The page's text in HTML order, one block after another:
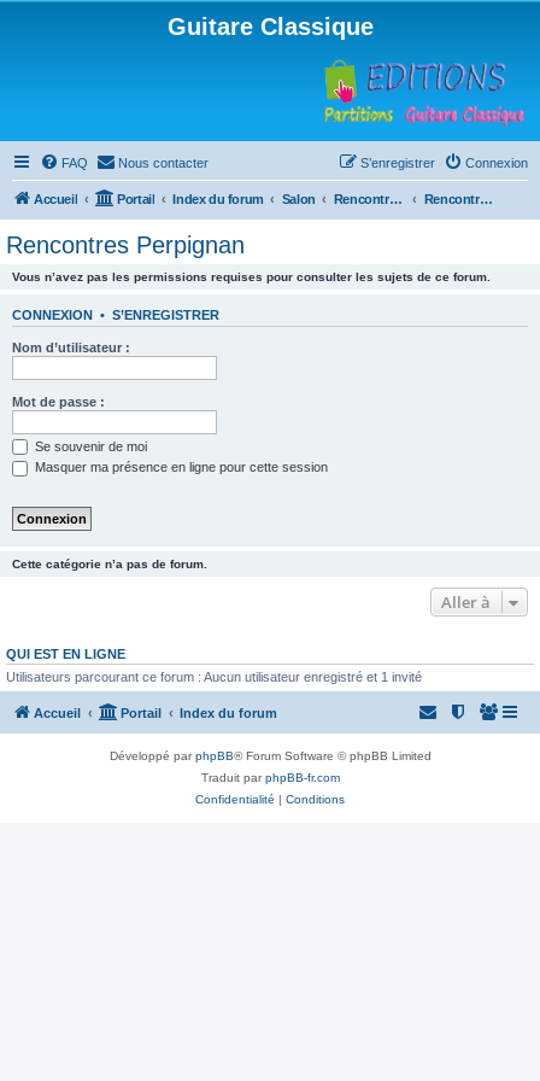
Guitare Classique
FAQ Nous contacter Connexion
S’enregistrer
Accueil Portail Index du forum Salon Rencontres musicales Rencontres Perpignan
Rencontres Perpignan
Vous n’avez pas les permissions requises pour consulter les sujets de ce forum.
CONNEXION • S’ENREGISTRER
Nom d’utilisateur :
Mot de passe :
Se souvenir de moi
Masquer ma présence en ligne pour cette session
Cette catégorie n’a pas de forum.
Aller à
QUI EST EN LIGNE
Utilisateurs parcourant ce forum : Aucun utilisateur enregistré et 1 invité
Accueil Portail Index du forum
Développé parphpBB® Forum Software © phpBB Limited
Traduit parphpBB-fr.com
Confidentialité | Conditions